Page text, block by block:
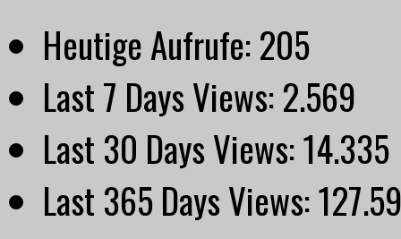
Heutige Aufrufe:205
Last 7 Days Views:2.569
Last 30 Days Views:14.335
Last 365 Days Views: